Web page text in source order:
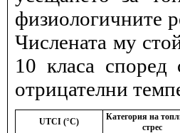
физиологичните
Числената му
10 класа според
отрицателни
UTCI (°C)
Категория на
стрес